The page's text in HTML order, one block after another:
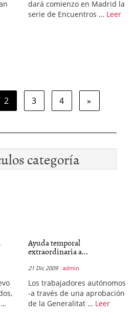
dará comienzo en Madrid la
serie de Encuentros … Leer
2 3 4 »
categoría
Ayuda temporal
extraordinaria a...
21 Dic 2009 admin
Los trabajadores autónomos
-a través de una aprobación
de la Generalitat … Leer